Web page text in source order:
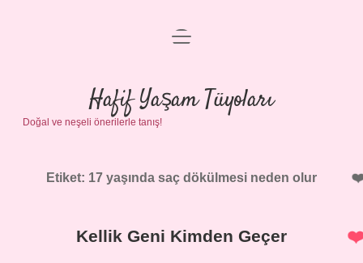
Anasayfa
Gizlilik Politikası
Yasal Uyarı
menüyü
Hafif Yaşam Tüyoları
Doğal ve neşeli önerilerle tanış!
Etiket: 17 yaşında saç dökülmesi neden olur
Kellik Geni Kimden Geçer